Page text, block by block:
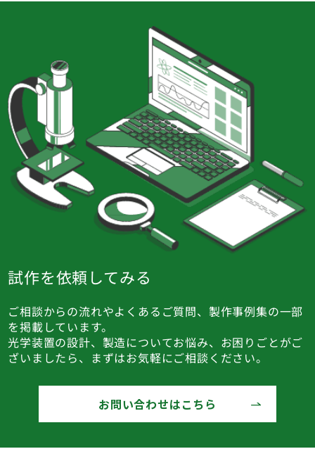
試作を依頼してみる
ご相談からの流れやよくあるご質問、製作事例集の一部
を掲載しています。
光学装置の設計、製造についてお悩み、お困りごとがご
ざいましたら、まずはお気軽にご相談ください。
お問い合わせはこちら